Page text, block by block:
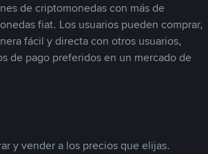
de criptomonedas con más de
fiat. Los usuarios pueden comprar,
fácil y directa con otros usuarios,
de pago preferidos en un mercado de
y vender a los precios que elijas.